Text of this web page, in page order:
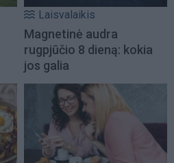
Laisvalaikis
Magnetinė audra
rugpjūčio 8 dieną: kokia
jos galia